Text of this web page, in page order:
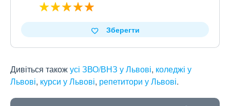
Зберегти
Дивіться такожусі ЗВО/ВНЗ у Львові, коледжі у
Львові, курси у Львові, репетитори у Львові.